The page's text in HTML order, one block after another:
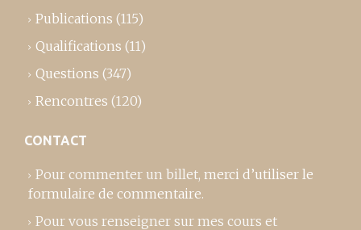
Publications (115)
Qualifications (11)
Questions (347)
Rencontres (120)
CONTACT
Pour commenter un billet, merci d’utiliser le
formulaire de commentaire.
Pour vous renseigner sur mes cours et